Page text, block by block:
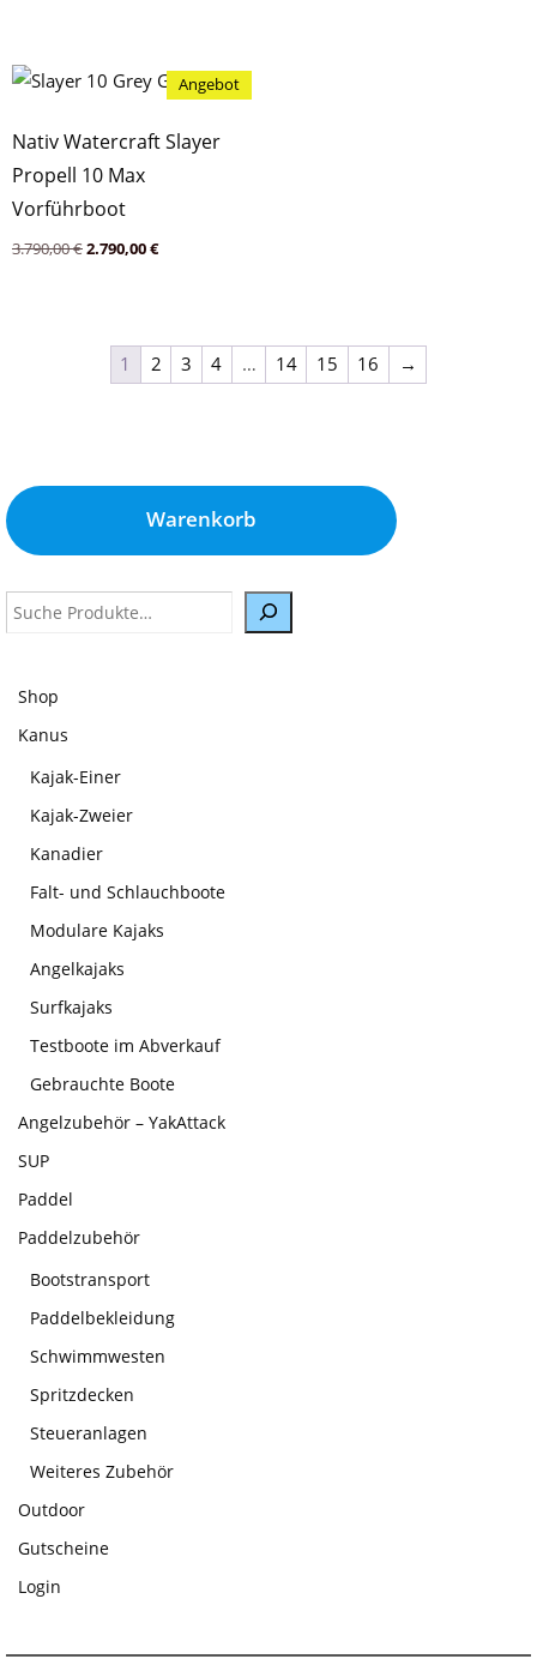
Angebot
Nativ Watercraft Slayer
Propell 10 Max
Vorführboot
3.790,00€Ursprünglicher
2.790,00€Aktueller
1 2 3 4 … 14 15 16 →
Warenkorb
Suche
Shop
Kanus
Kajak-Einer
Kajak-Zweier
Kanadier
Falt- und Schlauchboote
Modulare Kajaks
Angelkajaks
Surfkajaks
Testboote im Abverkauf
Gebrauchte Boote
Angelzubehör – YakAttack
SUP
Paddel
Paddelzubehör
Bootstransport
Paddelbekleidung
Schwimmwesten
Spritzdecken
Steueranlagen
Weiteres Zubehör
Outdoor
Gutscheine
Login